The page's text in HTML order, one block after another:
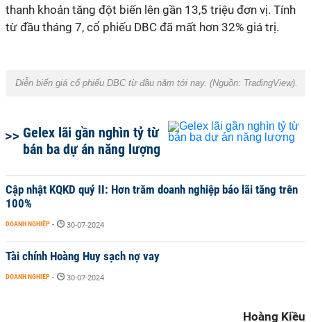
thanh khoản tăng đột biến lên gần 13,5 triệu đơn vị. Tính
từ đầu tháng 7, cổ phiếu DBC đã mất hơn 32% giá trị.
Diễn biến giá cổ phiếu DBC từ đầu năm tới nay. (Nguồn: TradingView).
Gelex lãi gần nghìn tỷ từ
bán ba dự án năng lượng
Cập nhật KQKD quý II: Hơn trăm doanh nghiệp báo lãi tăng trên
100%
DOANH NGHIỆP - 30-07-2024
Tài chính Hoàng Huy sạch nợ vay
DOANH NGHIỆP - 30-07-2024
Hoàng Kiều